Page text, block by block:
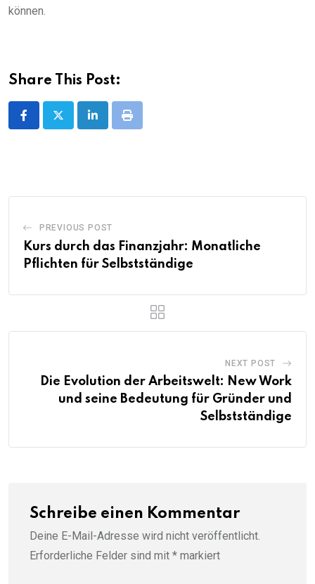
können.
Share This Post:
LinkedInPrint
PREVIOUS POST
Kurs durch das Finanzjahr: Monatliche
Pflichten für Selbstständige
NEXT POST
Die Evolution der Arbeitswelt: New Work
und seine Bedeutung für Gründer und
Selbstständige
Schreibe einen Kommentar
Deine E-Mail-Adresse wird nicht veröffentlicht.
Erforderliche Felder sind mit * markiert